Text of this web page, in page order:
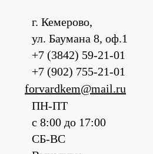
г. Кемерово,
ул. Баумана 8, оф.1
+7 (3842) 59-21-01
+7 (902) 755-21-01
forvardkem@mail.ru
ПН-ПТ
с 8:00 до 17:00
СБ-ВС